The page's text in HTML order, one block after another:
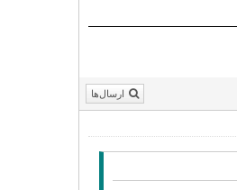
ارسال‌ها